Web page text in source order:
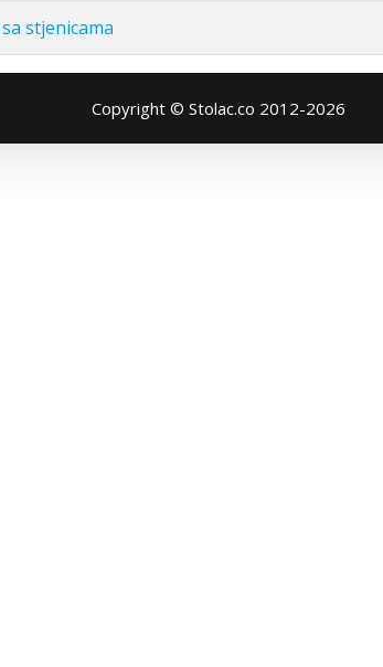
stjenicama
Copyright © Stolac.co 2012-2026